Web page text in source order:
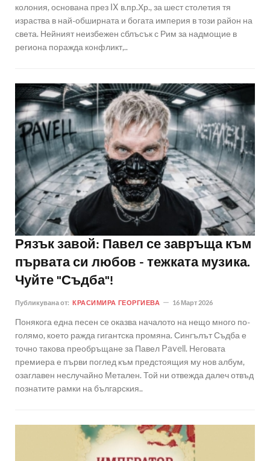
колония, основана през IX в.пр.Хр., за шест столетия тя
израства в най-обширната и богата империя в този район на
света. Нейният неизбежен сблъсък с Рим за надмощие в
региона поражда конфликт,..
Рязък завой: Павел се завръща към
първата си любов - тежката музика.
Чуйте "Съдба"!
Публикувана от: КРАСИМИРА ГЕОРГИЕВА 16 Март 2026
Понякога една песен се оказва началото на нещо много по-
голямо, което ражда гигантска промяна. Сингълът Съдба е
точно такова преобръщане за Павел Pavell. Неговата
премиера е първи поглед към предстоящия му нов албум,
озаглавен неслучайно Метален. Той ни отвежда далеч отвъд
познатите рамки на българския..